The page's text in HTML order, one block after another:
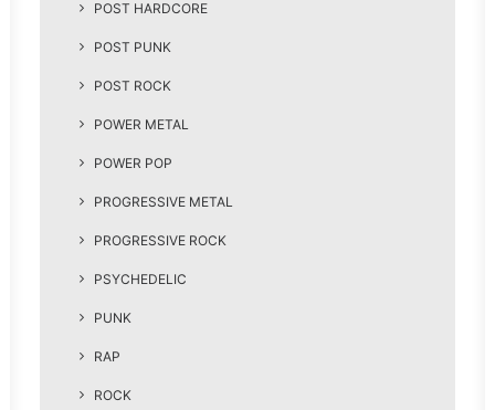
POST HARDCORE
POST PUNK
POST ROCK
POWER METAL
POWER POP
PROGRESSIVE METAL
PROGRESSIVE ROCK
PSYCHEDELIC
PUNK
RAP
ROCK